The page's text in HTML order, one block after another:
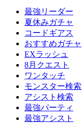
最強リーダー
夏休みガチャ
コードギアス
おすすめガチャ
EXラッシュ
8月クエスト
ワンタッチ
モンスター検索
アシスト検索
最強パーティ
最強アシスト